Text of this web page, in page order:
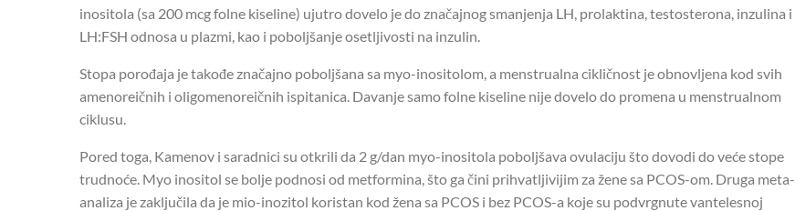
inositola (sa 200 mcg folne kiseline) ujutro dovelo je do značajnog smanjenja LH, prolaktina, testosterona, inzulina i
LH:FSH odnosa u plazmi, kao i poboljšanje osetljivosti na inzulin.
Stopa porođaja je takođe značajno poboljšana sa myo-inositolom, a menstrualna cikličnost je obnovljena kod svih
amenoreičnih i oligomenoreičnih ispitanica. Davanje samo folne kiseline nije dovelo do promena u menstrualnom
ciklusu.
Pored toga, Kamenov i saradnici su otkrili da 2 g/dan myo-inositola poboljšava ovulaciju što dovodi do veće stope
trudnoće. Myo inositol se bolje podnosi od metformina, što ga čini prihvatljivijim za žene sa PCOS-om. Druga meta-
analiza je zaključila da je mio-inozitol koristan kod žena sa PCOS i bez PCOS-a koje su podvrgnute vantelesnoj